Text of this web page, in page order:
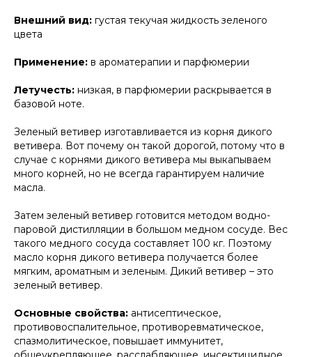
Внешний вид: густая текучая жидкость зеленого
цвета
Применение: в ароматерапии и парфюмерии
Летучесть: низкая, в парфюмерии раскрывается в
базовой ноте.
Зеленый ветивер изготавливается из корня дикого
ветивера. Вот почему он такой дорогой, потому что в
случае с корнями дикого ветивера мы выкапываем
много корней, но не всегда гарантируем наличие
масла.
Затем зеленый ветивер готовится методом водно-
паровой дистилляции в большом медном сосуде. Вес
такого медного сосуда составляет 100 кг. Поэтому
масло корня дикого ветивера получается более
мягким, ароматным и зеленым. Дикий ветивер – это
зеленый ветивер.
Основные свойства: антисептическое,
противовоспалительное, противоревматическое,
спазмолитическое, повышает иммунитет,